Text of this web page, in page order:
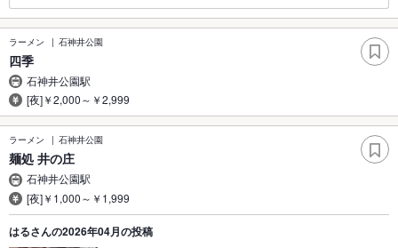
ラーメン 石神井公園
四季
石神井公園駅
[夜]￥2,000～￥2,999
ラーメン 石神井公園
麺処 井の庄
石神井公園駅
[夜]￥1,000～￥1,999
はるさんの2026年04月の投稿